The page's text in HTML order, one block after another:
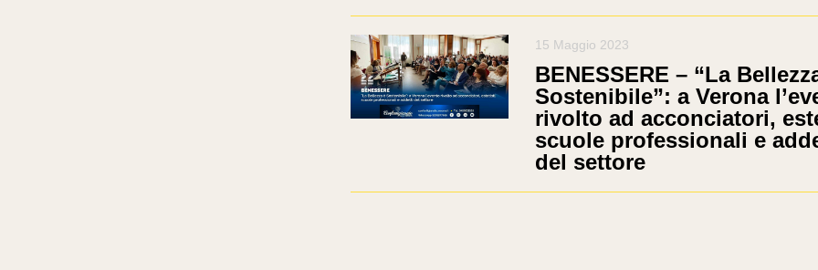
15 Maggio 2023
BENESSERE – “La
Sostenibile”: a Verona
rivolto ad acconciatori,
scuole professionali e
del settore